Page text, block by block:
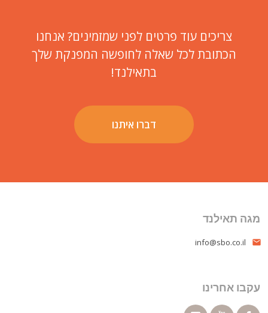
צריכים עוד פרטים לפני שמזמינים? אנחנו
הכתובת לכל שאלה לחופשה המפנקת שלך
בתאילנד!
דברו איתנו
מגה תאילנד
email
info@sbo.co.il
עקבו אחרינו